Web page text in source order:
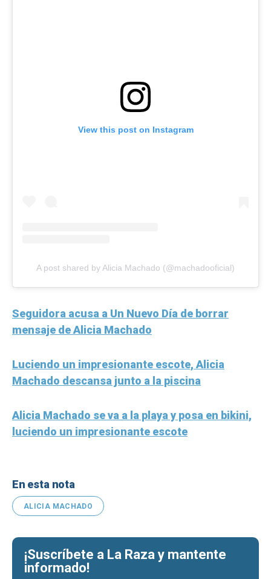
View this post on Instagram
A post shared by Alicia Machado (@machadooficial)
Seguidora acusa a Un Nuevo Día de borrar
mensaje de Alicia Machado
Luciendo un impresionante escote, Alicia
Machado descansa junto a la piscina
Alicia Machado se va a la playa y posa en bikini,
luciendo un impresionante escote
En esta nota
ALICIA MACHADO
¡Suscríbete a La Raza y mantente
informado!